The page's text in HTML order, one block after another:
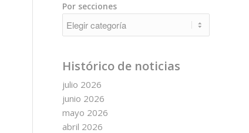
Por secciones
Histórico de noticias
julio 2026
junio 2026
mayo 2026
abril 2026